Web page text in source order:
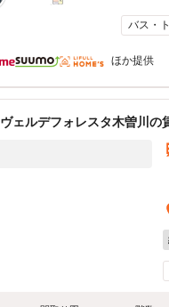
バス・
ほか提供
ヴェルデフォレスタ木曽川の